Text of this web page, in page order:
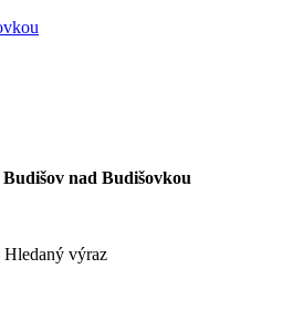
Budišov nad Budišovkou
Hledaný výraz